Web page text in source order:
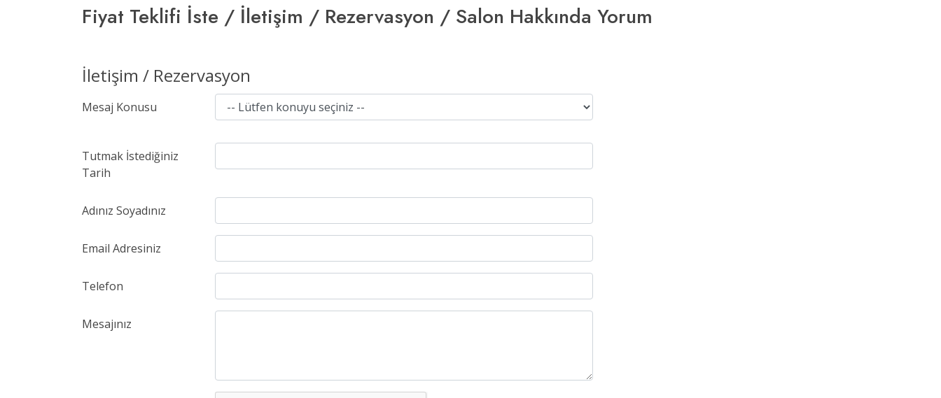
Fiyat Teklifi İste / İletişim / Rezervasyon / Salon Hakkında Yorum
İletişim / Rezervasyon
Mesaj Konusu
Tutmak İstediğiniz
Tarih
Adınız Soyadınız
Email Adresiniz
Telefon
Mesajınız